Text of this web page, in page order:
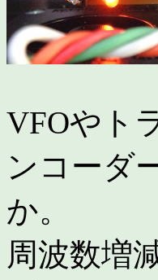
VFOやト
ンコーダ
か。
周波数増